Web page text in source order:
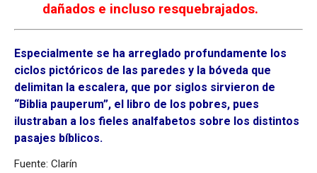
dañados e incluso resquebrajados.
Especialmente se ha arreglado profundamente los
ciclos pictóricos de las paredes y la bóveda que
delimitan la escalera, que por siglos sirvieron de
“Biblia pauperum”, el libro de los pobres, pues
ilustraban a los fieles analfabetos sobre los distintos
pasajes bíblicos.
Fuente: Clarín